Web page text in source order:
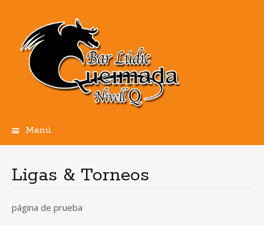
Menú
Ligas & Torneos
página de prueba